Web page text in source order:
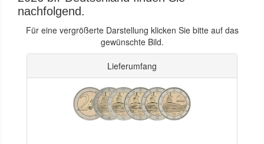
nachfolgend.
Für eine vergrößerte Darstellung klicken Sie bitte auf das
gewünschte Bild.
Lieferumfang